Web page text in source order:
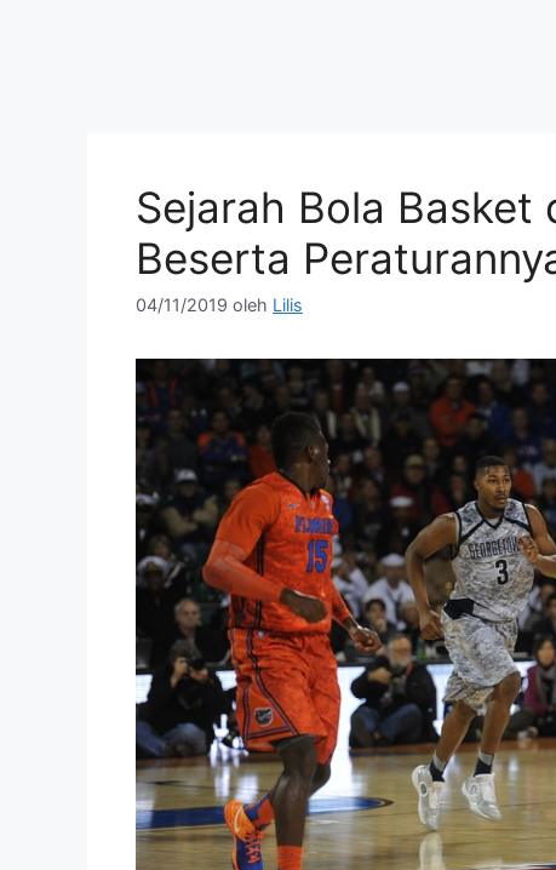
Sejarah Bola Basket
Beserta
04/11/2019 oleh Lilis